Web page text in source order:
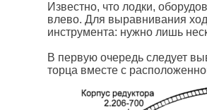
Известно, что лодки,
влево. Для выравнивания
инструмента: нужно лишь
В первую очередь следует
торца вместе с